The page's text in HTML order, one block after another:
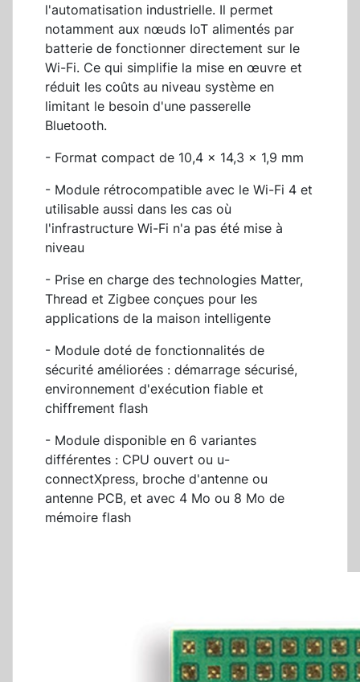
l'automatisation industrielle. Il permet
notamment aux nœuds IoT alimentés par
batterie de fonctionner directement sur le
Wi-Fi. Ce qui simplifie la mise en œuvre et
réduit les coûts au niveau système en
limitant le besoin d'une passerelle
Bluetooth.
- Format compact de 10,4 x 14,3 x 1,9 mm
- Module rétrocompatible avec le Wi-Fi 4 et
utilisable aussi dans les cas où
l'infrastructure Wi-Fi n'a pas été mise à
niveau
- Prise en charge des technologies Matter,
Thread et Zigbee conçues pour les
applications de la maison intelligente
- Module doté de fonctionnalités de
sécurité améliorées : démarrage sécurisé,
environnement d'exécution fiable et
chiffrement flash
- Module disponible en 6 variantes
différentes : CPU ouvert ou u-
connectXpress, broche d'antenne ou
antenne PCB, et avec 4 Mo ou 8 Mo de
mémoire flash